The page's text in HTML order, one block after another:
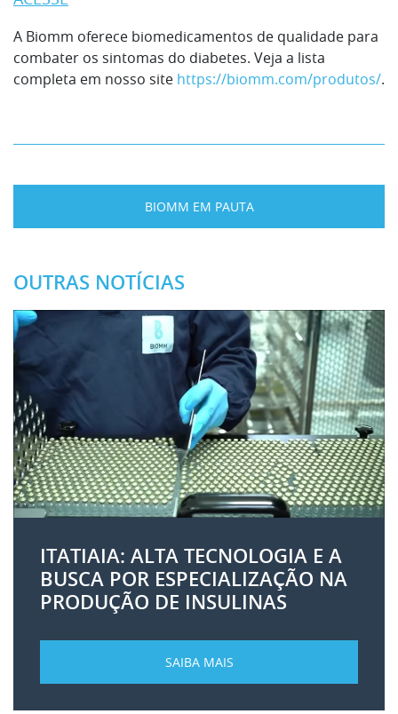
A Biomm oferece biomedicamentos de qualidade para
combater os sintomas do diabetes. Veja a lista
completa em nosso site https://biomm.com/produtos/.
BIOMM EM PAUTA
OUTRAS NOTÍCIAS
ITATIAIA: ALTA TECNOLOGIA E A
BUSCA POR ESPECIALIZAÇÃO NA
PRODUÇÃO DE INSULINAS
SAIBA MAIS